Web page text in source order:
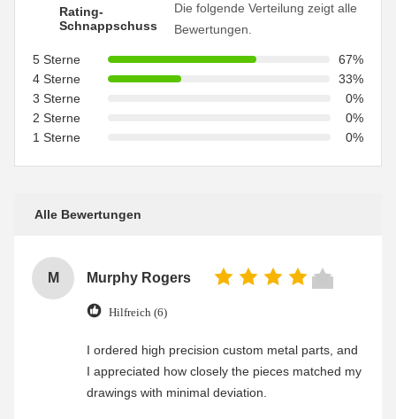
Rating-
Schnappschuss
Die folgende Verteilung zeigt alle
Bewertungen.
5 Sterne
67%
4 Sterne
33%
3 Sterne
0%
2 Sterne
0%
1 Sterne
0%
Alle Bewertungen
M Murphy Rogers
Hilfreich (6)
I ordered high precision custom metal parts, and
I appreciated how closely the pieces matched my
drawings with minimal deviation.